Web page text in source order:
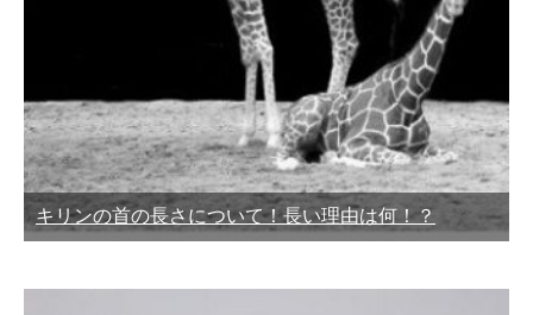
キリンの首の長さについて！長い理由は何！？